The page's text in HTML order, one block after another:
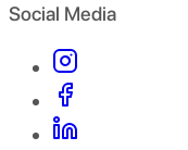
Social Media